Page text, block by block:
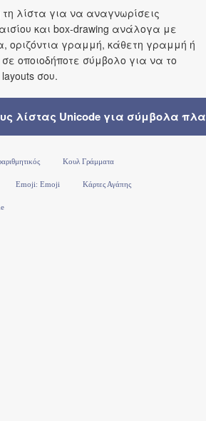
λίστα για να αναγνωρίσεις
και box‑drawing ανάλογα με
οριζόντια γραμμή, κάθετη γραμμή ή
οποιοδήποτε σύμβολο για να το
σου.
λίστας Unicode για σύμβολα
Κουλ Γράμματα
Emoji: Emoji Κάρτες Αγάπης